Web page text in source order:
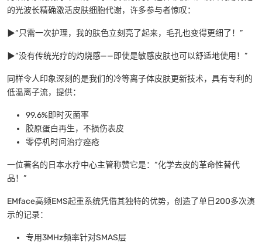
的光波长精确激活皮肤细胞代谢，许多参与者惊叹：
▶“只需一次护理，我的肤色立刻亮了起来，毛孔也变得更细了！”
▶“没有传统光疗的灼烧感——即使是敏感皮肤也可以舒适地使用！”
同样令人印象深刻的是我们的冷等离子体皮肤更新技术，具有专利的
低温离子流，提供：
99.6%即时灭菌率
胶原蛋白再生，不损伤表皮
零停机时间治疗痤疮
一位著名的日本水疗中心主管称赞它是：“化学去皮的革命性替代
品！”
EMface高频EMS起重系统凭借其独特的优势，创造了单日200多次演
示的记录：
专用3MHz频率针对SMAS层